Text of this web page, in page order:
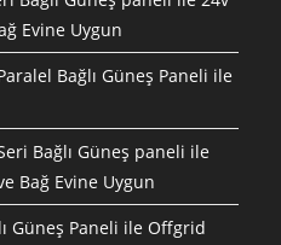
Evine Uygun
Bağlı Güneş Paneli ile
Bağlı Güneş paneli ile
Bağ Evine Uygun
Güneş Paneli ile Offgrid